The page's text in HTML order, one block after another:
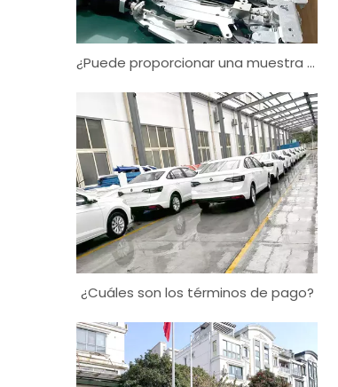
¿Puede proporcionar una muestra gratuita?
¿Cuáles son los términos de pago?